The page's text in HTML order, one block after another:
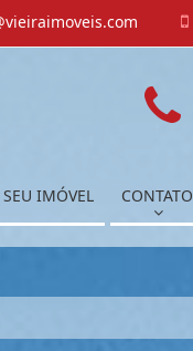
IMÓVEL CONTATO